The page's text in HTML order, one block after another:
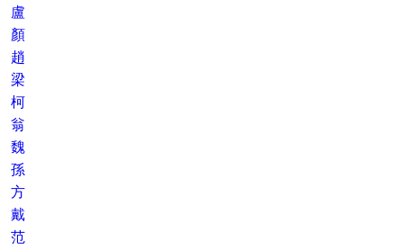
盧
顏
趙
梁
柯
翁
魏
孫
方
戴
范